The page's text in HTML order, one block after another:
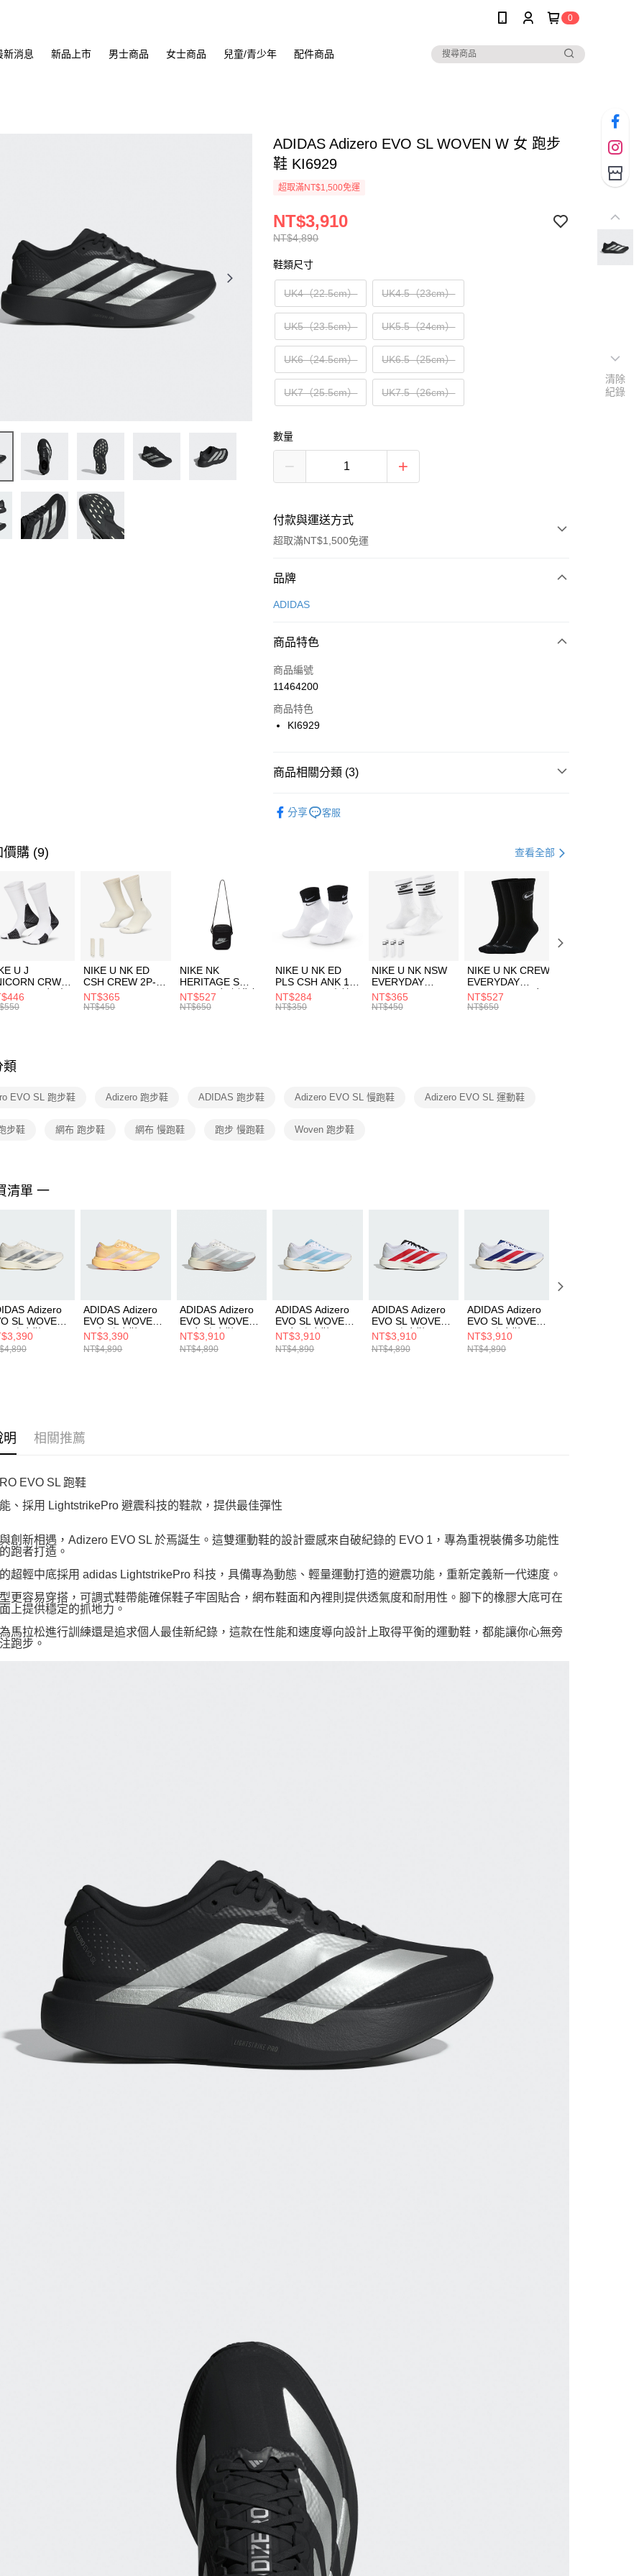
0
新消息 新品上市 男士商品 女士商品 兒童/青少年 配件商品
ADIDAS Adizero EVO SL WOVEN W 女 跑步
鞋 KI6929
超取滿NT$1,500免運
NT$4,890
NT$3,910
鞋類尺寸
UK4（22.5cm） UK4.5（23cm）
UK5（23.5cm） UK5.5（24cm）
UK6（24.5cm） UK6.5（25cm）
UK7（25.5cm） UK7.5（26cm）
數量
付款與運送方式
超取滿NT$1,500免運
付款方式
信用卡一次付款
合作金庫商業銀行
華南商業銀行
上海商業儲蓄銀行
國泰世華商業銀行
聯邦商業銀行
台新國際商業銀行
LINE Pay
Apple Pay
【關於「AFTEE先享後付」】
３．安心：先確認商品／服務後，再付款。
【「AFTEE先享後付」結帳流程】
１．於結帳方式選擇「AFTEE先享後付」後，將跳轉至「AFTEE先享後
付」結帳頁面，進行簡訊認證並確認金額後，即可完成結帳。
２．訂單成立數日內，您將收到繳費通知簡訊。
３．收到繳費通知簡訊後14天內，點擊此簡訊中的連結，可透過四大超商
／ATM／網路銀行／等多元方式進行付款，方視為交易完成。
※ 請注意：結帳手續完成當下不需立刻繳費，但若您需要取消訂單，請聯
絡購買商品的店家。未經商家同意取消之訂單仍視為有效，需透過AFTEE
先享後付繳納相關費用。
１．透過由恩沛科技股份有限公司提供之「AFTEE先享後付」服務完成之
交易，需依本服務之必要範圍內提供個人資料，並將交易相關給付款項請
２．關於個人資料處理事宜，請瀏覽以下網址：
形，恩沛科技股份有限公司將有權停止該用戶之使用額度並採取法律行
動。
每筆NT$100，滿NT$1,500(含以上)免運費
每筆NT$100，滿NT$1,500(含以上)免運費
付款後門市自取
每筆NT$100，滿NT$1,500(含以上)免運費
品牌
ADIDAS
商品特色
商品編號
11464200
商品特色
KI6929
商品相關分類 (3)
分享 客服
價購 (9) 查看全部
U J
CRW
-160 男女 中
FZ3393100
NIKE U NK ED
CSH CREW 2P-
144 EMBRDY 男
女 短統襪
NT$365
NT$450
NIKE NK
HERITAGE S
SMIT 男女 側背包
BA5871010
NT$527
NT$650
NIKE U NK ED
PLS CSH ANK 1P
144 DBL 男 中統
襪 DH4058104
NT$284
NT$350
NIKE U NK NSW
EVERYDAY
ESSENTIAL CR
男女 短統襪
NT$365
NT$450
NIKE U NK CREW
EVERYDAY
BBALL 3PR 男女
長統襪
NT$527
NT$650
類
EVO SL 跑步鞋 Adizero 跑步鞋 ADIDAS 跑步鞋 Adizero EVO SL 慢跑鞋 Adizero EVO SL 運動鞋
步鞋 網布 跑步鞋 網布 慢跑鞋 跑步 慢跑鞋 Woven 跑步鞋
清單 一
Adizero
SL WOVEN
跑步鞋
ADIDAS Adizero
EVO SL WOVEN
W 女 跑步鞋
KJ3594
NT$3,390
NT$4,890
ADIDAS Adizero
EVO SL WOVEN
W 女 跑步鞋
KJ2552
NT$3,910
NT$4,890
ADIDAS Adizero
EVO SL WOVEN
W 女 跑步鞋
JQ4526
NT$3,910
NT$4,890
ADIDAS Adizero
EVO SL WOVEN
M 男 跑步鞋
KK3675
NT$3,910
NT$4,890
ADIDAS Adizero
EVO SL WOVEN
M 男 跑步鞋
KK3719
NT$3,910
NT$4,890
明 相關推薦
EVO SL 跑鞋
、採用 LightstrikePro 避震科技的鞋款，提供最佳彈性
創新相遇，Adizero EVO SL 於焉誕生。這雙運動鞋的設計靈感來自破紀錄的 EVO 1，專為重視裝備多功能性
跑者打造。
超輕中底採用 adidas LightstrikePro 科技，具備專為動態、輕量運動打造的避震功能，重新定義新一代速度。
更容易穿搭，可調式鞋帶能確保鞋子牢固貼合，網布鞋面和內裡則提供透氣度和耐用性。腳下的橡膠大底可在
上提供穩定的抓地力。
馬拉松進行訓練還是追求個人最佳新紀錄，這款在性能和速度導向設計上取得平衡的運動鞋，都能讓你心無旁
跑步。
清除
紀錄